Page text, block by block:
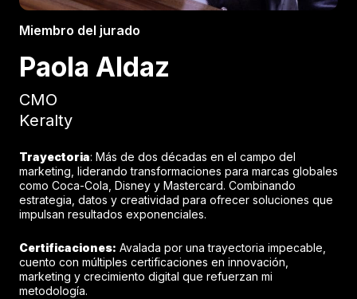
Miembro del jurado
Paola Aldaz
CMO
Keralty
Trayectoria: Más de dos décadas en el campo del
marketing, liderando transformaciones para marcas globales
como Coca-Cola, Disney y Mastercard. Combinando
estrategia, datos y creatividad para ofrecer soluciones que
impulsan resultados exponenciales.
Certificaciones: Avalada por una trayectoria impecable,
cuento con múltiples certificaciones en innovación,
marketing y crecimiento digital que refuerzan mi
metodología.